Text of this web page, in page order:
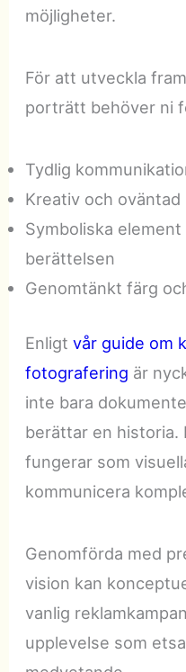
möjligheter.
För att utveckla
porträtt behöver ni
Tydlig
Kreativ och
Symboliska
berättelsen
Genomtänkt färg
Enligtvår guide om
fotografering är
inte bara
berättar en
fungerar som
kommunicera
Genomförda med
vision kan
vanlig
upplevelse som